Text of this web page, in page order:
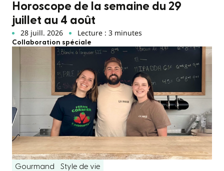
Horoscope de la semaine du 29
juillet au 4 août
28 juill. 2026 Lecture : 3 minutes
Collaboration spéciale
Gourmand Style de vie